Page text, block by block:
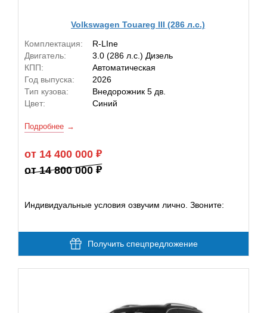
Volkswagen Touareg III (286 л.с.)
Комплектация:
R-LIne
Двигатель:
3.0 (286 л.с.) Дизель
КПП:
Автоматическая
Год выпуска:
2026
Тип кузова:
Внедорожник 5 дв.
Цвет:
Синий
Подробнее
от 14 400 000
от 14 800 000
Индивидуальные условия озвучим лично. Звоните:
Получить спецпредложение